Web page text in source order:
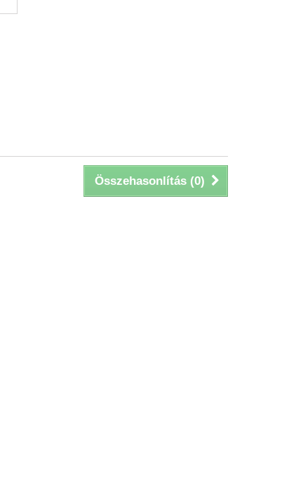
Összehasonlítás (0)